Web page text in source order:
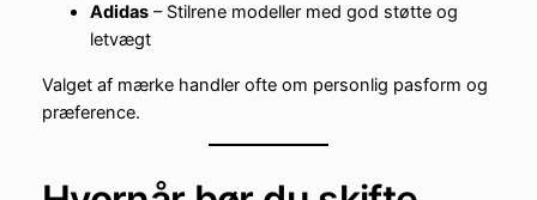
Adidas– Stilrene modeller med god støtte og
letvægt
Valget af mærke handler ofte om personlig pasform og
præference.